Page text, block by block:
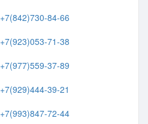
+7(842)730-84-66
+7(923)053-71-38
+7(977)559-37-89
+7(929)444-39-21
+7(993)847-72-44